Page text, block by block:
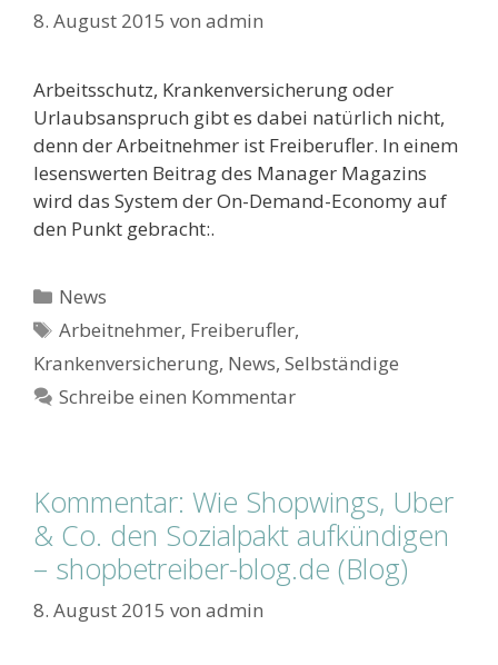
8. August 2015 von admin
Arbeitsschutz, Krankenversicherung oder
Urlaubsanspruch gibt es dabei natürlich nicht,
denn der Arbeitnehmer ist Freiberufler. In einem
lesenswerten Beitrag des Manager Magazins
wird das System der On-Demand-Economy auf
den Punkt gebracht:.
Kategorien
News
Schlagwörter
Arbeitnehmer, Freiberufler,
Krankenversicherung, News, Selbständige
Schreibe einen Kommentar
Kommentar: Wie Shopwings, Uber
& Co. den Sozialpakt aufkündigen
– shopbetreiber-blog.de (Blog)
8. August 2015 von admin